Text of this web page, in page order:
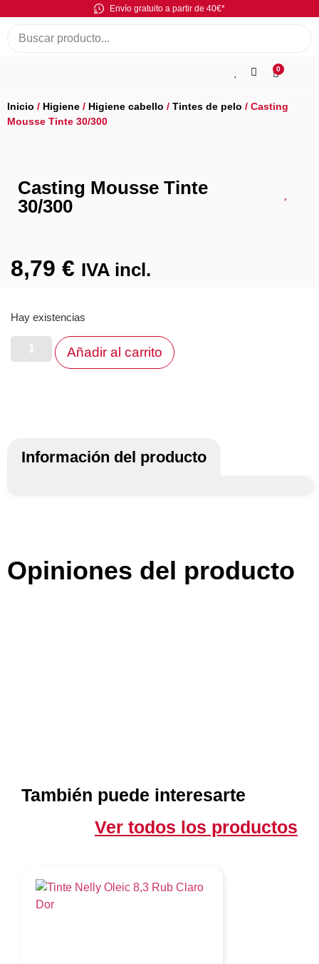
Envío gratuito a partir de 40€*
0
Inicio / Higiene / Higiene cabello / Tintes de pelo / Casting
Mousse Tinte 30/300
Casting Mousse Tinte
30/300
8,79 € IVA incl.
Hay existencias
Añadir al carrito
Información del producto
Opiniones del producto
También puede interesarte
Ver todos los productos